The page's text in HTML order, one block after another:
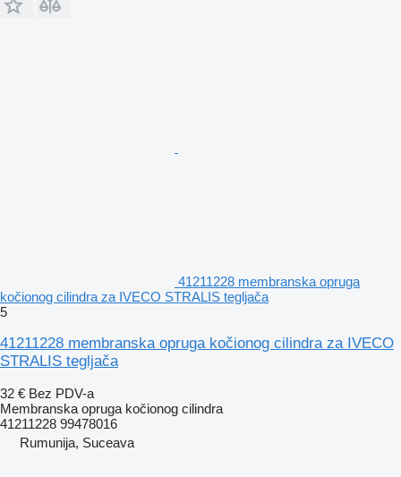
41211228 membranska opruga
kočionog cilindra za IVECO STRALIS tegljača
5
41211228 membranska opruga kočionog cilindra za IVECO
STRALIS tegljača
32 € Bez PDV-a
Membranska opruga kočionog cilindra
41211228 99478016
Rumunija, Suceava